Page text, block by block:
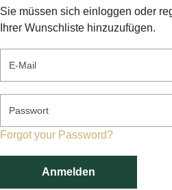
Sie müssen sich einloggen oder
Ihrer Wunschliste hinzuzufügen.
E-Mail
Passwort
Forgot your Password?
Anmelden